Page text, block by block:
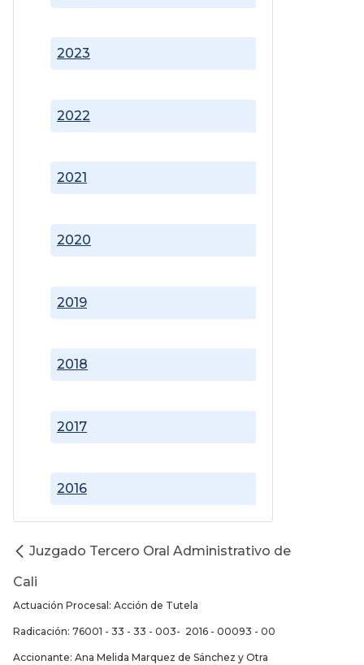
2016
2017
2018
2019
2020
2021
2022
2023
Juzgado Tercero Oral Administrativo de
Cali
Actuación Procesal: Acción de Tutela
Radicación: 76001 - 33 - 33 - 003- 2016 - 00093 - 00
Accionante: Ana Melida Marquez de Sánchez y Otra